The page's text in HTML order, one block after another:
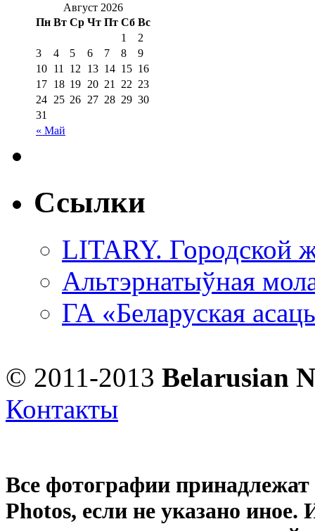
Август 2026
Пн Вт Ср Чт Пт Сб Вс
« Май
1
2
3
4 5 6 7 8
9
10 11 12 13 14 15 16
17 18 19 20 21 22 23
24 25 26 27 28 29 30
31
Ссылки
LITARY. Городской
Альтэрнатыўная
ГА «Беларуская
© 2011-2013 Belarusian
Контакты
Все фотографии
Photos, если не указано иное.